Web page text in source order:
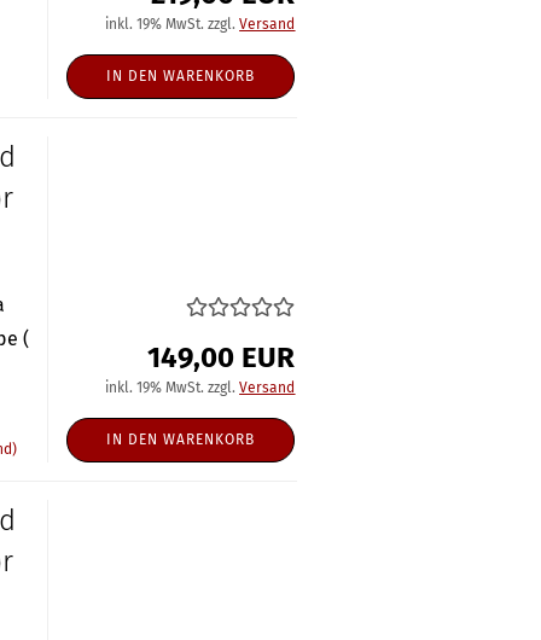
inkl. 19% MwSt. zzgl.Versand
IN DEN WARENKORB
(
149,00 EUR
inkl. 19% MwSt. zzgl.Versand
IN DEN WARENKORB